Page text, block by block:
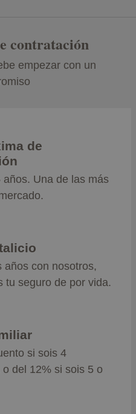
contratación
empezar con un
de
años. Una de las más
años con nosotros,
tu seguro de por vida.
si sois 4
del 12% si sois 5 o